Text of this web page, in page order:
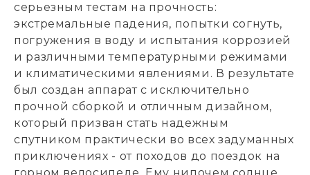
серьезным тестам на прочность:
экстремальные падения, попытки согнуть,
погружения в воду и испытания коррозией
и различными температурными режимами
и климатическими явлениями. В результате
был создан аппарат с исключительно
прочной сборкой и отличным дизайном,
который призван стать надежным
спутником практически во всех задуманных
приключениях - от походов до поездок на